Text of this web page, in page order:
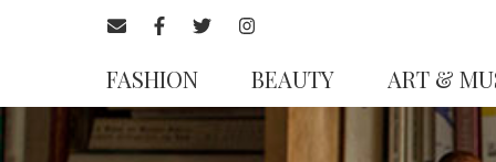
FASHION BEAUTY ART &